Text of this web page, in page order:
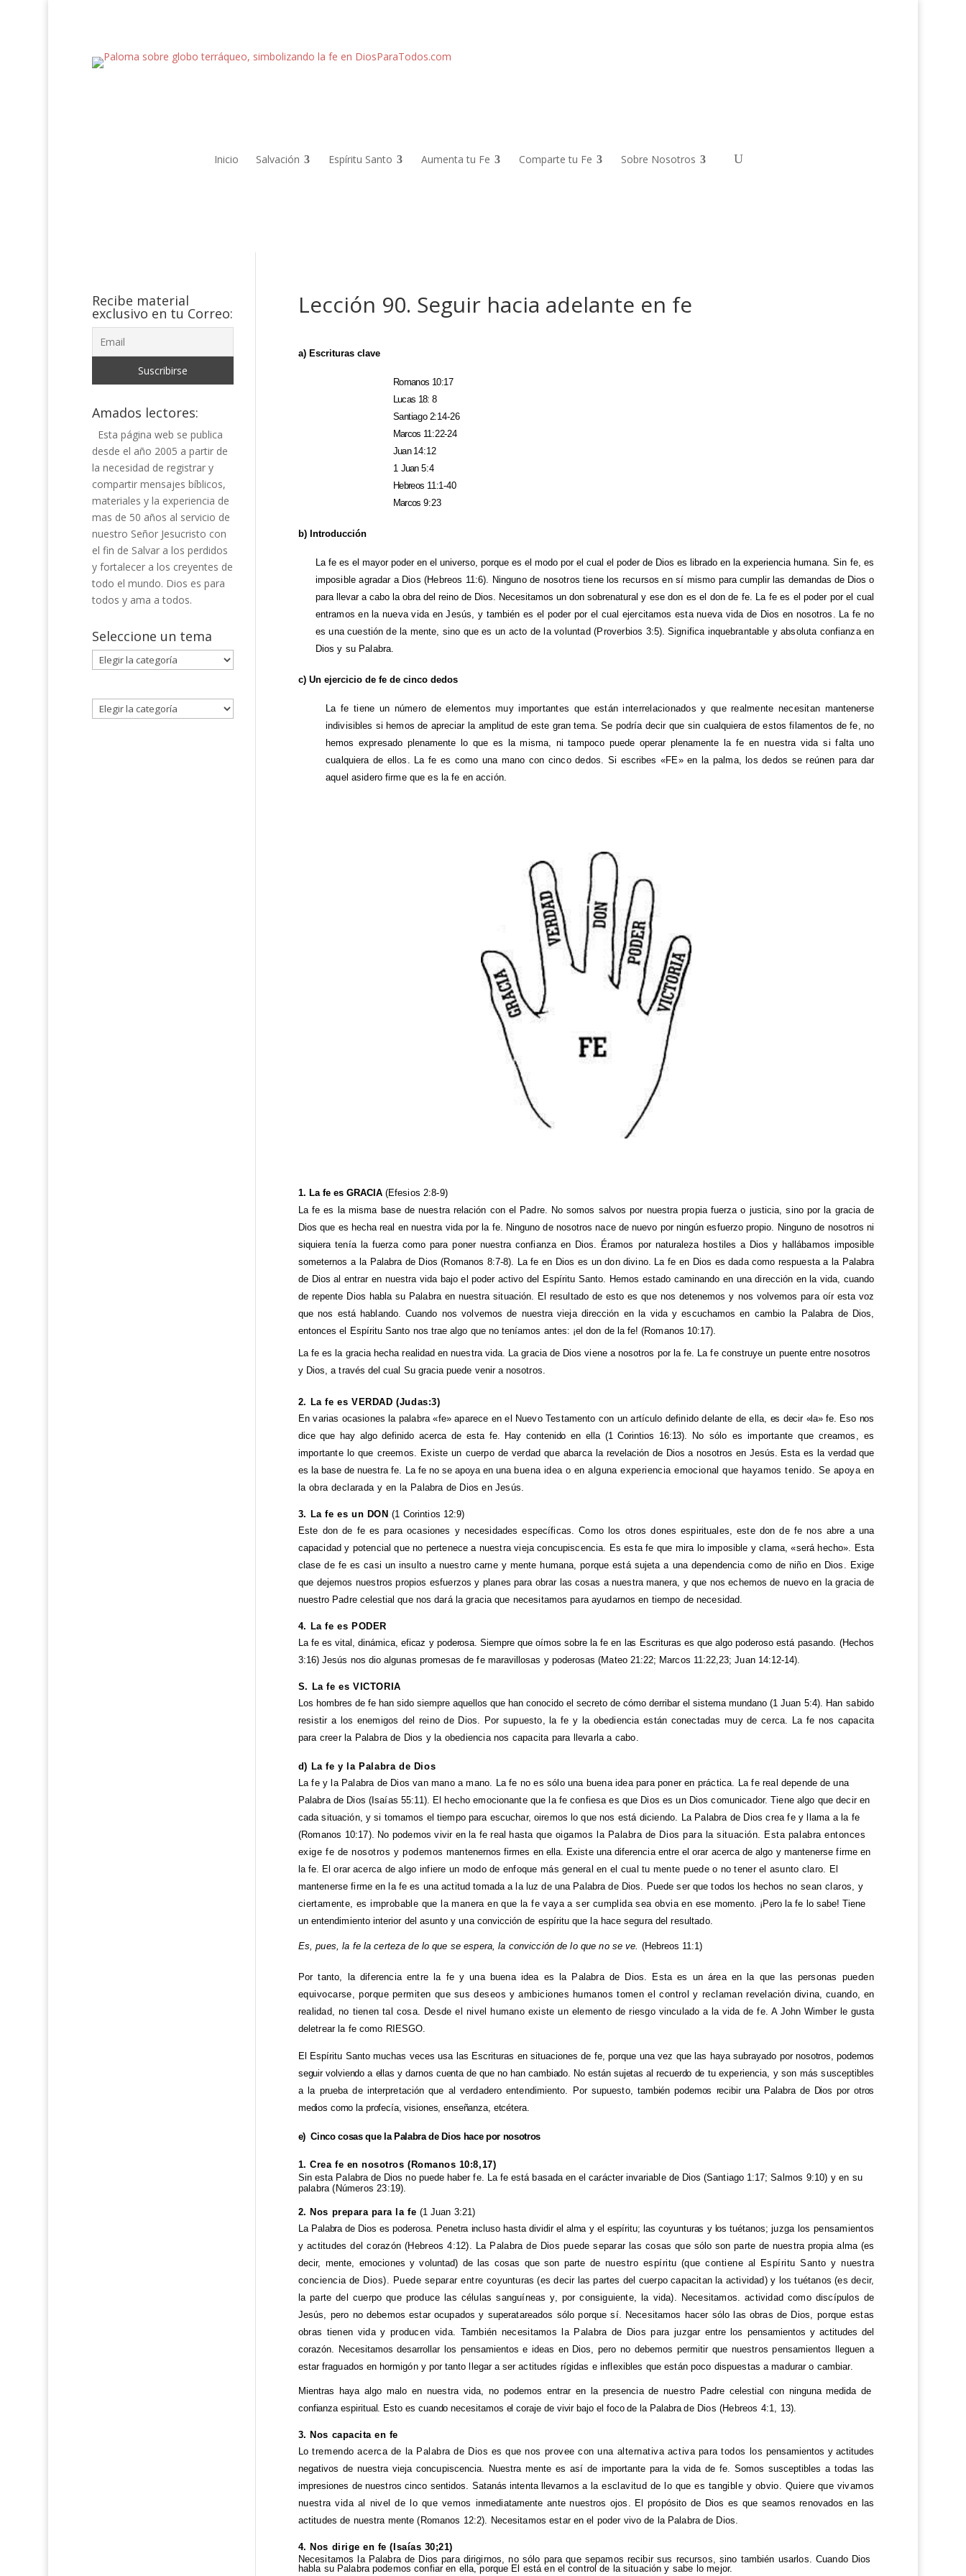
Inicio Salvación Espíritu Santo Aumenta tu Fe Comparte tu Fe Sobre Nosotros
Lección 90. Seguir hacia adelante en fe
a) Escrituras clave
Romanos 10:17
Lucas 18: 8
Santiago 2:14-26
Marcos 11:22-24
Juan 14:12
1 Juan 5:4
Hebreos 11:1-40
Marcos 9:23
b) Introducción
La fe es el mayor poder en el universo, porque es el modo por el cual el poder de Dios es librado en la experiencia humana. Sin fe, es
imposible agradar a Dios (Hebreos 11:6). Ninguno de nosotros tiene los recursos en sí mismo para cumplir las demandas de Dios o
para llevar a cabo la obra del reino de Dios. Necesitamos un don sobrenaturaly ese don es el don de fe. La fe es el poder por el cual
entramos en la nueva vida en Jesús, y también es el poder por el cual ejercitamos esta nueva vida de Dios en nosotros. La fe no
es una cuestión de la mente, sino que es un acto de la voluntad (Proverbios 3:5). Significa inquebrantable y absoluta confianza en
Dios y su Palabra.
c) Un ejercicio de fe de cinco dedos
La fe tiene un número de elementos muy importantes que están interrelacionados y que realmente necesitan mantenerse
indivisibles si hemos de apreciar la amplitud de este gran tema. Se podría decir que sin cualquiera de estos filamentos de fe, no
hemos expresado plenamente lo que es la misma, ni tampoco puede operar plenamente
la fe en nuestra vida si falta uno
cualquiera de ellos. La fe es como una mano con cinco dedos. Si escribes «FE» en la palma, los dedos se reúnen para dar
aquel asidero firme que es la fe en acción.
1. La fe es GRACIA (Efesios 2:8-9)
La fe es la misma base de nuestra relación con el Padre. No somos salvos por nuestra propia fuerza o justicia, sino por la gracia de
Dios que es hecha real en nuestra vida por la fe. Ninguno de nosotros nace de nuevo por ningún esfuerzo propio. Ninguno de nosotros ni
siquiera tenía la fuerza como para poner nuestra confianza en Dios. Éramos por naturaleza hostiles a Dios y hallábamos imposible
someternos a la Palabra de Dios (Romanos 8:7-8). La fe en Dios es un don divino. La fe en Dios es dada como respuesta a la Palabra
de Dios al entrar en nuestra vida bajo el poder activo del Espíritu Santo. Hemos estado caminando en una dirección en la vida, cuando
de repente Dios habla su Palabra en nuestra situación. El resultado de esto es que nos detenemos y nos volvemos para oír esta voz
que nos está hablando. Cuando nos volvemos de nuestra vieja dirección en la vida y escuchamos en cambio la Palabra de Dios,
entonces el Espíritu Santo nos trae algo que no teníamos antes: ¡el don de la fe! (Romanos 10:17).
La fe es la gracia hecha realidad en nuestra vida. La gracia de Dios viene a nosotros por la fe. La fe construye un puente entre nosotros
y Dios, a través del cual Su gracia puede venir a nosotros.
2. La fe es VERDAD (Judas:3)
En varias ocasiones la palabra «fe» aparece en el Nuevo Testamento con un artículo definido delante de ella, es decir «la» fe. Eso nos
dice que hay algo definido acerca de esta fe. Hay contenido en ella (1 Corintios 16:13).
No sólo es importante que creamos, es
importante lo que creemos. Existe un cuerpo de verdad que abarca larevelación de Dios a nosotros en Jesús. Esta es la verdad que
es la base de nuestra fe. La fe no se apoya en una buena idea o en alguna experiencia emocional que hayamos tenido. Se apoya en
la obra declarada y en la Palabra de Dios en Jesús.
3. La fe es un DON(1 Corintios 12:9)
Este don de fe es para ocasiones y necesidades específicas. Como los otros dones espirituales, este don de fe nos abre a una
capacidad y potencial que no pertenece a nuestra vieja concupiscencia. Es esta fe que mira lo imposible y clama, «será hecho». Esta
clase de fe es casi un insulto a nuestro carne y mente humana, porque está sujeta a una dependencia como de niño en Dios. Exige
que dejemos nuestros propios esfuerzos y planespara obrar las cosas a nuestra manera, y que nos echemos de nuevo en la gracia de
nuestro Padre celestial que nos dará la gracia que necesitamos para ayudarnos en tiempo de necesidad.
4. La fe es PODER
La fe es vital, dinámica, eficaz y poderosa. Siempre que oímos sobre la fe en las Escrituras es que algo poderosoestá pasando. (Hechos
3:16) Jesús nos dio algunas promesas de fe maravillosas y poderosas (Mateo 21:22; Marcos 11:22,23; Juan 14:12-14).
S. La fe es VICTORIA
Los hombres de fe han sido siempre aquellos que han conocido el secreto de cómo derribar el sistema mundano (1 Juan 5:4). Han sabido
resistir a los enemigos del reino de Dios. Por supuesto, la fe y la obediencia están conectadas muy de cerca. La fe nos capacita
para creer la Palabra de Dios y la obediencia nos capacita para llevarla a cabo.
d) La fe y la Palabra de Dios
La fe y la Palabra de Dios van mano a mano. La fe no es sólo una buena idea para poner en práctica. La fe realdepende de una
Palabra de Dios (Isaías 55:11). El hecho emocionante que la fe confiesa es que Dios es un Dios comunicador. Tiene algo que decir en
cada situación, y si tomamos el tiempo para escuchar, oiremos lo que nos está diciendo. La Palabra de Dios crea fe y llama a la fe
(Romanos 10:17). No podemos vivir en la fe real hasta que oigamos la Palabra de Dios para la situación. Esta palabra entonces
exige fe de nosotros y podemosmantenernos firmes en ella. Existe una diferencia entre el orar acerca de algo y mantenerse firme en
la fe. El orar acerca de algo infiere un modo de enfoque más general en el cual tu mente puede o no tener el asunto claro. El
mantenerse firme en la fe es una actitud tomada a la luz de una Palabra de Dios. Puede ser que todos los hechos no sean claros, y
ciertamente, es improbable que la manera en que la fe vaya a ser cumplida sea obvia en esemomento. ¡Pero la fe lo sabe! Tiene
un entendimiento interior del asunto y una convicción de espíritu que la hacesegura del resultado.
Es, pues, la fe la certeza de lo que se espera, la convicción de lo que no se ve. (Hebreos 11:1)
Por tanto, la diferencia entre la fe y una buena idea es la Palabra de Dios. Esta es un área en la que las personas pueden
equivocarse, porque permiten que sus deseos y ambiciones humanos tomen el control y reclamanrevelación divina, cuando, en
realidad, no tienen tal cosa. Desde el nivel humano existe un elemento de riesgo vinculado a la vida de fe. A John Wimber le gusta
deletrear la fe como RIESGO.
El Espíritu Santo muchas veces usa las Escrituras en situaciones de fe, porque una vez que las haya subrayado pornosotros, podemos
seguir volviendo a ellas y darnos cuenta de que no han cambiado. No están sujetas al recuerdo de tu experiencia, y son más susceptibles
a la prueba de interpretación que al verdadero entendimiento. Por supuesto,también podemos recibir una Palabra de Dios por otros
medios como la profecía, visiones, enseñanza, etcétera.
e) Cinco cosas que la Palabra de Dios hace por nosotros
1. Crea fe en nosotros (Romanos 10:8,17)
Sin esta Palabra de Dios no puede haber fe. La fe está basada en el carácter invariable de Dios (Santiago 1:17;Salmos 9:10) y en su
palabra (Números 23:19).
2. Nos prepara para la fe (1 Juan 3:21)
La Palabra de Dios es poderosa. Penetra incluso hasta dividir el alma y el espíritu; las coyunturas y los tuétanos;juzga los pensamientos
y actitudes del corazón (Hebreos 4:12). La Palabra de Dios puede separar las cosasque sólo son parte de nuestra propia alma (es
decir, mente, emociones y voluntad) de las cosas que son parte de nuestro espíritu (que contiene al Espíritu Santo y nuestra
conciencia de Dios). Puede separar entrecoyunturas (es decir las partes del cuerpo capacitan la actividad) y los tuétanos (es decir,
la parte del cuerpo que produce las células sanguíneas y, por consiguiente, la vida). Necesitamos. actividad como discípulos de
Jesús, pero no debemos estar ocupados y superatareados sólo porque sí. Necesitamos hacer sólo las obras de Dios, porque estas
obras tienen vida y producen vida. También necesitamos la Palabra de Dios para juzgarentre los pensamientos y actitudes del
corazón. Necesitamos desarrollar los pensamientos e ideas en Dios, pero no debemos permitir que nuestros pensamientos lleguen a
estar fraguados en hormigón y por tanto llegar a seractitudes rígidas e inflexibles que están poco dispuestas a madurar o cambiar.
Mientras haya algo malo en nuestra vida, no podemos entrar en la presencia de nuestro Padre celestial conninguna medida de
confianza espiritual. Esto es cuando necesitamos el coraje de vivir bajo el foco de la Palabrade Dios (Hebreos 4:1, 13).
3. Nos capacita en fe
Lo tremendo acerca de la Palabra de Dios es que nos provee con una alternativa activa para todos los pensamientos y actitudes
negativos de nuestra vieja concupiscencia. Nuestra mente es así de importante para la vida de fe. Somos susceptibles a todas las
impresiones de nuestros cinco sentidos. Satanás intenta llevarnos a la esclavitud de lo que es tangible y obvio. Quiere que vivamos
nuestra vida al nivel de lo que vemos inmediatamente ante nuestros ojos. El propósito de Dios es que seamos renovados en las
actitudes de nuestra mente (Romanos 12:2). Necesitamos estar en el poder vivo de la Palabra de Dios.
4. Nos dirige en fe (Isaías 30;21)
Necesitamos la Palabra de Dios para dirigirnos, no sólo para que sepamos recibir sus recursos, sino también usarlos. Cuando Dios
habla su Palabra podemos confiar en ella, porque El está en el control de la situación y sabe lo mejor.
Recibe material
exclusivo en tu Correo:
Amados lectores:
Esta página web se publica
desde el año 2005 a partir de
la necesidad de registrar y
compartir mensajes bíblicos,
materiales y la experiencia de
mas de 50 años al servicio de
nuestro Señor Jesucristo con
el fin de Salvar a los perdidos
y fortalecer a los creyentes de
todo el mundo. Dios es para
todos y ama a todos.
Seleccione un tema
Seleccione
un